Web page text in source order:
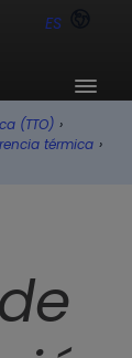
ES
(TTO) ›
térmica ›